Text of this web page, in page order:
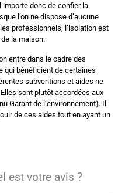
donc de confier la
l’on ne dispose d’aucune
professionnels, l’isolation est
la maison.
entre dans le cadre des
qui bénéficient de certaines
subventions et aides ne
sont plutôt accordées aux
Garant de l’environnement). Il
de ces aides tout en ayant un
est votre avis ?